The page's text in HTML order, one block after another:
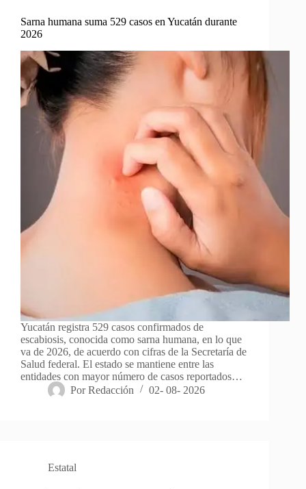
Sarna humana suma 529 casos en Yucatán durante
2026
Yucatán registra 529 casos confirmados de
escabiosis, conocida como sarna humana, en lo que
va de 2026, de acuerdo con cifras de la Secretaría de
Salud federal. El estado se mantiene entre las
entidades con mayor número de casos reportados…
Por Redacción 02- 08- 2026
Estatal